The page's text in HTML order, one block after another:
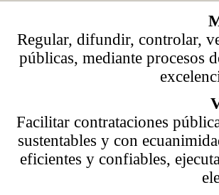
Regular, difundir, controlar,
públicas, mediante procesos
Facilitar contrataciones
sustentables y con
eficientes y confiables,